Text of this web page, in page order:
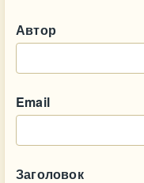
Автор
Email
Заголовок